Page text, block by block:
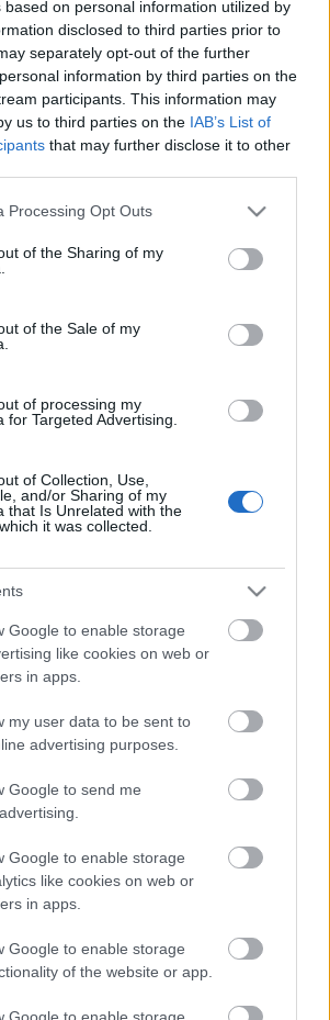
based on personal information utilized by
disclosed to third parties prior to
separately opt-out of the further
information by third parties on the
participants. This information may
us to third parties on the IAB’s List of
that may further disclose it to other
website/app uses one or more Google
or usage behaviour. You may click to
to Google and its third-party tags to
specified purposes in below Google
Processing Opt Outs
of the Sharing of my
of the Sale of my
of processing my
for Targeted Advertising.
of Collection, Use,
and/or Sharing of my
that Is Unrelated with the
it was collected.
Google to enable storage
like cookies on web or
in apps.
my user data to be sent to
advertising purposes.
Google to send me
Google to enable storage
like cookies on web or
in apps.
Google to enable storage
of the website or app.
Google to enable storage
Lovasi szerzői est készülődik ...
szilvesztere
30.
ismét feléled aLuca Brasi,
abszolút nem veszi komolyan
játszik. A ...
West Balkánban
30.
pihen Budapest egyik
a West Balkán,
napján egyetlen éjszakára kinyit
Nyertes és Hókuszpók
Cavanagh @
Művelődési Ház, 2009.12.28.
az akusztikus koncertekkel.
Kaliforniai otthonában
James Owen Sullivant (vagy,
ahogy mindenki ismerte, The